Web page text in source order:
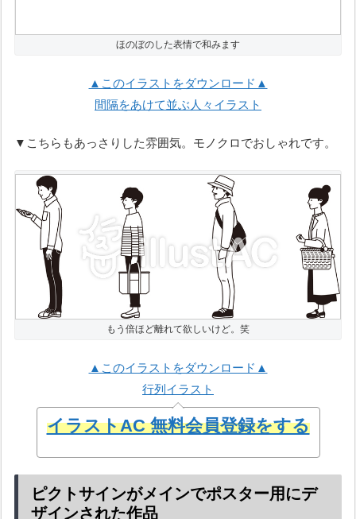
ほのぼのした表情で和みます
▲このイラストをダウンロード▲
間隔をあけて並ぶ人々イラスト
▼こちらもあっさりした雰囲気。モノクロでおしゃれです。
もう倍ほど離れて欲しいけど。笑
▲このイラストをダウンロード▲
行列イラスト
イラストAC 無料会員登録をする
ピクトサインがメインでポスター用にデ
ザインされた作品